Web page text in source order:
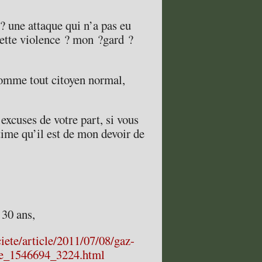
attaque qui n’a pas eu
violence ? mon ?gard ?
tout citoyen normal,
de votre part, si vous
qu’il est de mon devoir de
ans,
article/2011/07/08/gaz-